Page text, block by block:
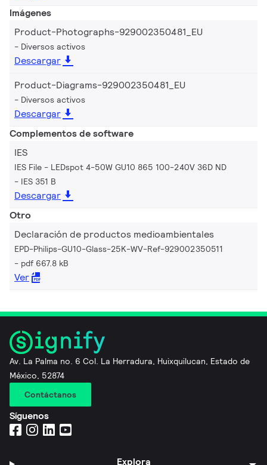
Imágenes
Product-Photographs-929002350481_EU
Diversos activos
Descargar
Product-Diagrams-929002350481_EU
Diversos activos
Descargar
Complementos de software
IES
IES File - LEDspot 4-50W GU10 865 100-240V 36D ND
IES 351 B
Descargar
Otro
Declaración de productos medioambientales
EPD-Philips-GU10-Glass-25K-WV-Ref-929002350511
pdf 667.8 kB
Ver
Av. La Palma no. 6 Col. La Herradura, Huixquilucan, Estado de
México, 52874
Contáctanos
Síguenos
Explora